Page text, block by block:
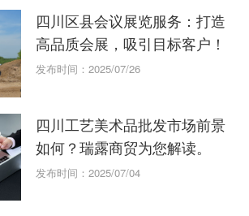
四川区县会议展览服务：打造
高品质会展，吸引目标客户！
发布时间：2025/07/26
四川工艺美术品批发市场前景
如何？瑞露商贸为您解读。
发布时间：2025/07/04